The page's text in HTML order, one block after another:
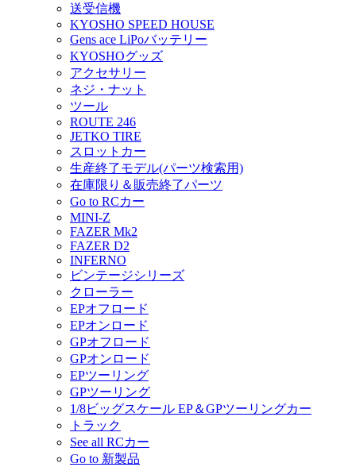
送受信機
KYOSHO SPEED HOUSE
Gens ace LiPoバッテリー
KYOSHOグッズ
アクセサリー
ネジ・ナット
ツール
ROUTE 246
JETKO TIRE
スロットカー
生産終了モデル(パーツ検索用)
在庫限り＆販売終了パーツ
Go to RCカー
MINI-Z
FAZER Mk2
FAZER D2
INFERNO
ビンテージシリーズ
クローラー
EPオフロード
EPオンロード
GPオフロード
GPオンロード
EPツーリング
GPツーリング
1/8ビッグスケール EP＆GPツーリングカー
トラック
See all RCカー
Go to 新製品